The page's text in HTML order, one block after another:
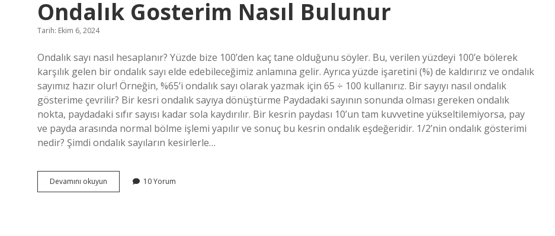
Ondalık Gosterim Nasıl Bulunur
Tarih: Ekim 6, 2024
Ondalık sayı nasıl hesaplanır? Yüzde bize 100’den kaç tane olduğunu söyler. Bu, verilen yüzdeyi 100’e bölerek
karşılık gelen bir ondalık sayı elde edebileceğimiz anlamına gelir. Ayrıca yüzde işaretini (%) de kaldırırız ve ondalık
sayımız hazır olur! Örneğin, %65’i ondalık sayı olarak yazmak için 65 ÷ 100 kullanırız. Bir sayıyı nasıl ondalık
gösterime çevrilir? Bir kesri ondalık sayıya dönüştürme Paydadaki sayının sonunda olması gereken ondalık
nokta, paydadaki sıfır sayısı kadar sola kaydırılır. Bir kesrin paydası 10’un tam kuvvetine yükseltilemiyorsa, pay
ve payda arasında normal bölme işlemi yapılır ve sonuç bu kesrin ondalık eşdeğeridir. 1/2’nin ondalık gösterimi
nedir? Şimdi ondalık sayıların kesirlerle…
Devamını okuyun
Gosterim
10 Yorum